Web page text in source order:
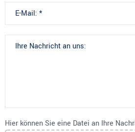
Hier können Sie eine Datei an Ihre